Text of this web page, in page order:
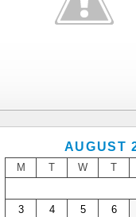
AUGUST
M T W T
3
4 5 6